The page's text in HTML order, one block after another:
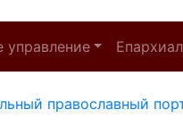
управление
православный